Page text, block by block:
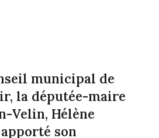
municipal de
la députée-maire
Velin, Hélène
son